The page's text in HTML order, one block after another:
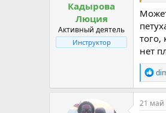
Кадырова
Люция
Активный деятель
Инструктор
того,
нет
R
e
a
c
21 май